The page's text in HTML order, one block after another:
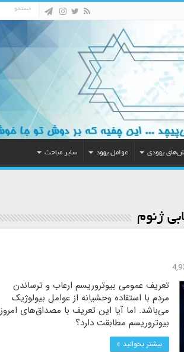
یهودی عوامل یهود سایر مباحث
ژنوم
تعریف عمومی بیوتروریسم ارعاب و ترساندن
مردم با استفاده وحشیانه از عوامل بیولوژیک
می‌باشد. اما آیا این تعریف با مصداق‌های امروز
بیوتروریسم مطابقت دارد؟
بیشتر بخوانید »